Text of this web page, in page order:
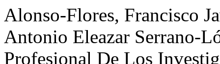
Alonso-Flores, Francisco
Antonio Eleazar Serrano-
Profesional De Los